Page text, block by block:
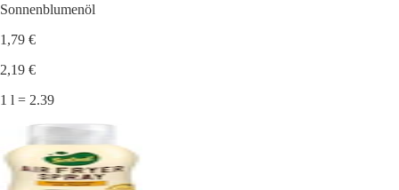
Sonnenblumenöl
1,79 €
2,19 €
1 l = 2.39